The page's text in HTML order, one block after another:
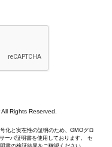
Rights Reserved.
化と実在性の証明のため、GMOグロ
ーバ証明書を使用しております。 セ